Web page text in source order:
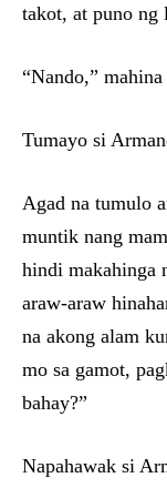
takot, at puno ng
“Nando,”
Tumayo si
Agad na tumulo
muntik nang
hindi makahinga
araw-araw
na akong alam
mo sa gamot,
bahay?”
Napahawak si